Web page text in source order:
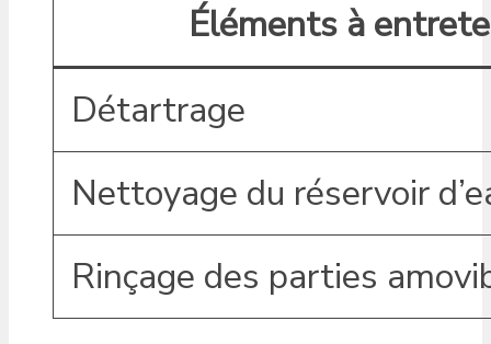
Éléments à
Détartrage
Nettoyage du réservoir
Rinçage des parties